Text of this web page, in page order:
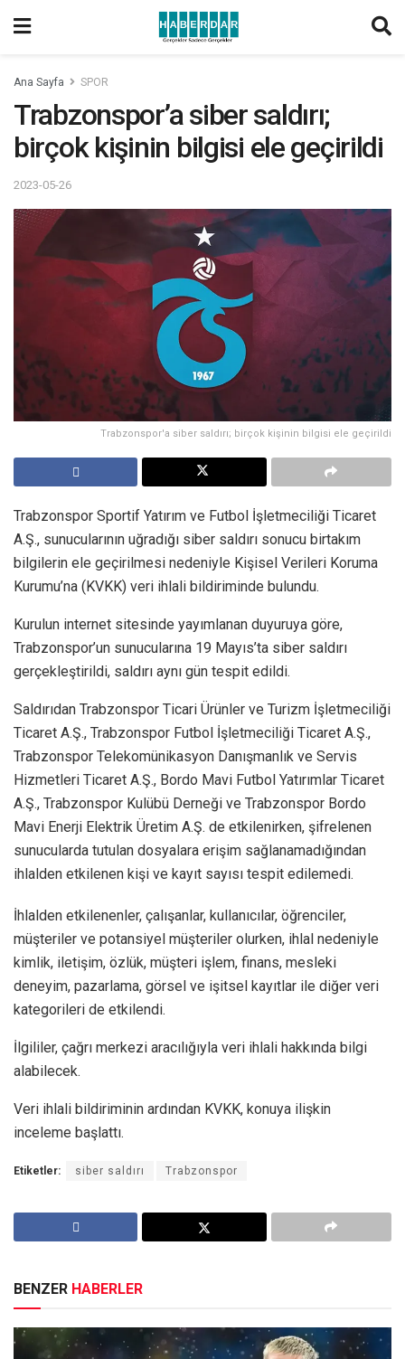
Ana Sayfa SPOR
Trabzonspor’a siber saldırı;
birçok kişinin bilgisi ele geçirildi
2023-05-26
Trabzonspor'a siber saldırı; birçok kişinin bilgisi ele geçirildi
Trabzonspor Sportif Yatırım ve Futbol İşletmeciliği Ticaret
A.Ş., sunucularının uğradığı siber saldırı sonucu birtakım
bilgilerin ele geçirilmesi nedeniyle Kişisel Verileri Koruma
Kurumu’na (KVKK) veri ihlali bildiriminde bulundu.
Kurulun internet sitesinde yayımlanan duyuruya göre,
Trabzonspor’un sunucularına 19 Mayıs’ta siber saldırı
gerçekleştirildi, saldırı aynı gün tespit edildi.
Saldırıdan Trabzonspor Ticari Ürünler ve Turizm İşletmeciliği
Ticaret A.Ş., Trabzonspor Futbol İşletmeciliği Ticaret A.Ş.,
Trabzonspor Telekomünikasyon Danışmanlık ve Servis
Hizmetleri Ticaret A.Ş., Bordo Mavi Futbol Yatırımlar Ticaret
A.Ş., Trabzonspor Kulübü Derneği ve Trabzonspor Bordo
Mavi Enerji Elektrik Üretim A.Ş. de etkilenirken, şifrelenen
sunucularda tutulan dosyalara erişim sağlanamadığından
ihlalden etkilenen kişi ve kayıt sayısı tespit edilemedi.
İhlalden etkilenenler, çalışanlar, kullanıcılar, öğrenciler,
müşteriler ve potansiyel müşteriler olurken, ihlal nedeniyle
kimlik, iletişim, özlük, müşteri işlem, finans, mesleki
deneyim, pazarlama, görsel ve işitsel kayıtlar ile diğer veri
kategorileri de etkilendi.
İlgililer, çağrı merkezi aracılığıyla veri ihlali hakkında bilgi
alabilecek.
Veri ihlali bildiriminin ardından KVKK, konuya ilişkin
inceleme başlattı.
Etiketler: siber saldırı Trabzonspor
BENZER HABERLER